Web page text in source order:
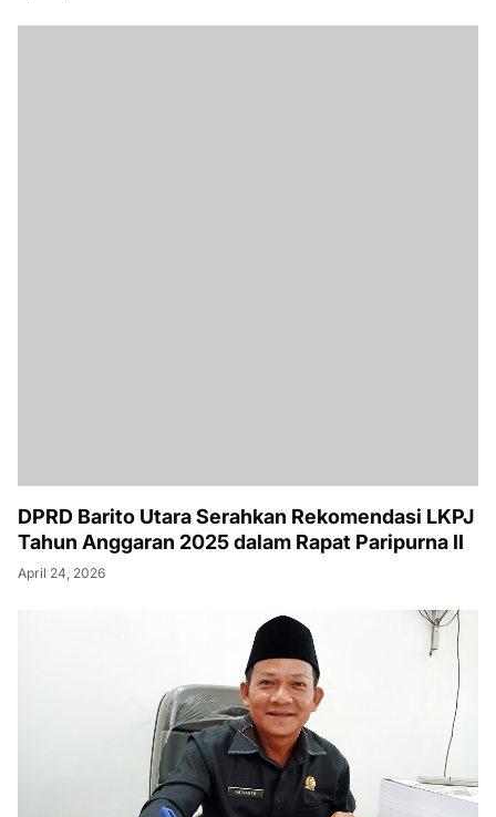
DPRD Barito Utara Serahkan Rekomendasi LKPJ
Tahun Anggaran 2025 dalam Rapat Paripurna II
April 24, 2026